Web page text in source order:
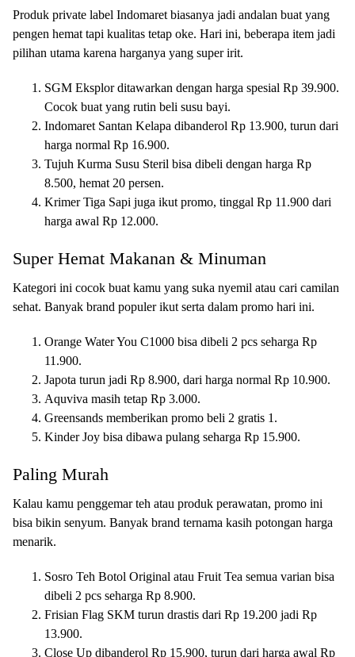
Produk private label Indomaret biasanya jadi andalan buat yang
pengen hemat tapi kualitas tetap oke. Hari ini, beberapa item jadi
pilihan utama karena harganya yang super irit.
SGM Eksplor ditawarkan dengan harga spesial Rp 39.900.
Cocok buat yang rutin beli susu bayi.
Indomaret Santan Kelapa dibanderol Rp 13.900, turun dari
harga normal Rp 16.900.
Tujuh Kurma Susu Steril bisa dibeli dengan harga Rp
8.500, hemat 20 persen.
Krimer Tiga Sapi juga ikut promo, tinggal Rp 11.900 dari
harga awal Rp 12.000.
Super Hemat Makanan & Minuman
Kategori ini cocok buat kamu yang suka nyemil atau cari camilan
sehat. Banyak brand populer ikut serta dalam promo hari ini.
Orange Water You C1000 bisa dibeli 2 pcs seharga Rp
11.900.
Japota turun jadi Rp 8.900, dari harga normal Rp 10.900.
Aquviva masih tetap Rp 3.000.
Greensands memberikan promo beli 2 gratis 1.
Kinder Joy bisa dibawa pulang seharga Rp 15.900.
Paling Murah
Kalau kamu penggemar teh atau produk perawatan, promo ini
bisa bikin senyum. Banyak brand ternama kasih potongan harga
menarik.
Sosro Teh Botol Original atau Fruit Tea semua varian bisa
dibeli 2 pcs seharga Rp 8.900.
Frisian Flag SKM turun drastis dari Rp 19.200 jadi Rp
13.900.
Close Up dibanderol Rp 15.900, turun dari harga awal Rp